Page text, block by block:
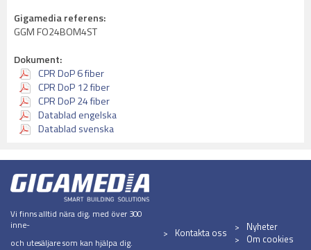
Gigamedia referens:
GGM FO24BOM4ST
Dokument:
CPR DoP 6 fiber
CPR DoP 12 fiber
CPR DoP 24 fiber
Datablad engelska
Datablad svenska
Vi finns alltid nära dig, med över 300
inne-
och utesäljare som kan hjälpa dig.
Kontakta oss
Nyheter
Om cookies